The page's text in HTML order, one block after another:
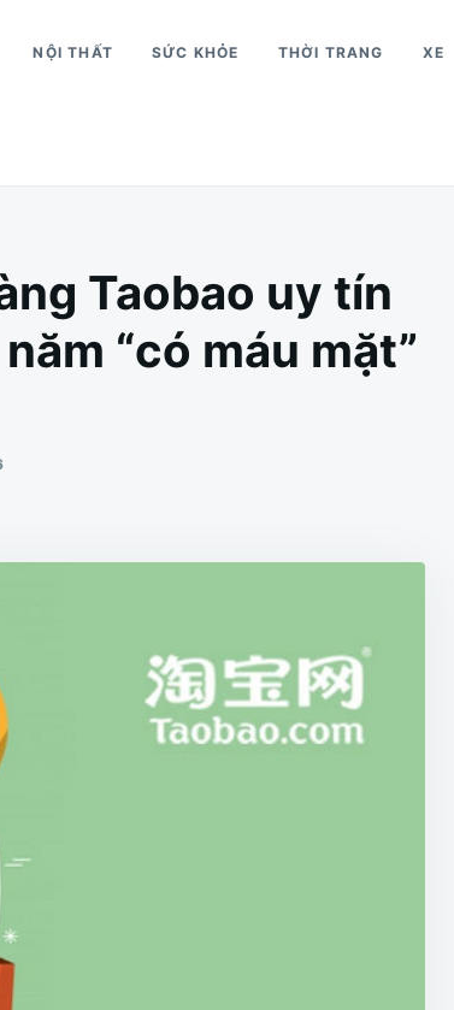
NỘI THẤT SỨC KHỎE THỜI TRANG XE
Taobao uy tín
“có máu mặt”